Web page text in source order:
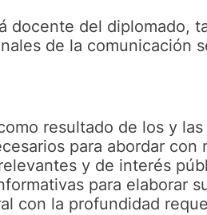
docente del diplomado,
de la comunicación
resultado de los y
para abordar con
y de interés
para elaborar
con la profundidad